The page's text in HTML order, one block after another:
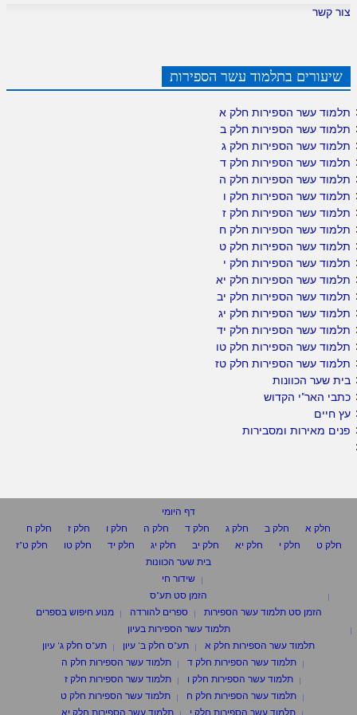
צור קשר
שיעורים בתלמוד עשר הספירות
תלמוד עשר הספירות חלק א
תלמוד עשר הספירות חלק ב
תלמוד עשר הספירות חלק ג
תלמוד עשר הספירות חלק ד
תלמוד עשר הספירות חלק ה
תלמוד עשר הספירות חלק ו
תלמוד עשר הספירות חלק ז
תלמוד עשר הספירות חלק ח
תלמוד עשר הספירות חלק ט
תלמוד עשר הספירות חלק י
תלמוד עשר הספירות חלק יא
תלמוד עשר הספירות חלק יב
תלמוד עשר הספירות חלק יג
תלמוד עשר הספירות חלק יד
תלמוד עשר הספירות חלק טו
תלמוד עשר הספירות חלק טז
בית שער הכוונות
כתבי האר"י הקדוש
עץ חיים
פנים מאירות ומסבירות
דף היומי
חלק א
חלק ב חלק ג חלק ד חלק ה חלק ו חלק ז
חלק ח
חלק ט
חלק י חלק יא חלק יב חלק יג חלק יד חלק טו
חלק ט"ז
בית שער הכוונות
שידור חי
הזמן סט תע"ס
הזמן סט תלמוד עשר הספירות
ספרים להורדה
מנוע חיפוש בספרים
תלמוד עשר הספירות בעיון
תלמוד עשר הספירות חלק א
תע"ס חלק ב' עיון
תע"ס חלק ג' עיון
תלמוד עשר הספירות חלק ד
תלמוד עשר הספירות חלק ה
תלמוד עשר הספירות חלק ו
תלמוד עשר הספירות חלק ז
תלמוד עשר הספירות חלק ח
תלמוד עשר הספירות חלק ט
תלמוד עשר הספירות חלק י
תלמוד עשר הספירות חלק יא